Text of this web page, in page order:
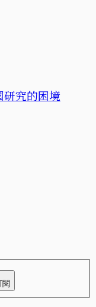
究的困境
閱